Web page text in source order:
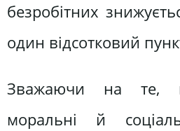
безробітних
один відсотковий
Зважаючи на те,
моральні й